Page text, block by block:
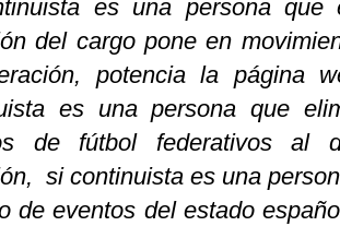
es una persona
del cargo pone en
potencia la página
es una persona que
de fútbol federativos al
si continuista es una
de eventos del estado